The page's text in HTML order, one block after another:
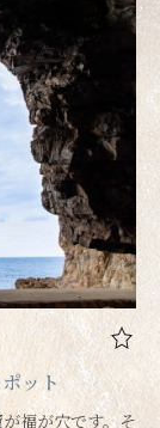
ット
福が穴です。そ